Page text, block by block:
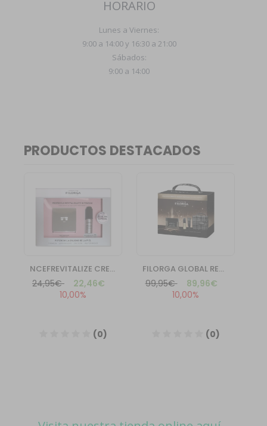
HORARIO
Lunes a Viernes:
9:00 a 14:00 y 16:30 a 21:00
Sábados:
9:00 a 14:00